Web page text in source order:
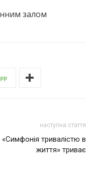
залом
наступна стаття
«Симфонія тривалістю в
життя» триває